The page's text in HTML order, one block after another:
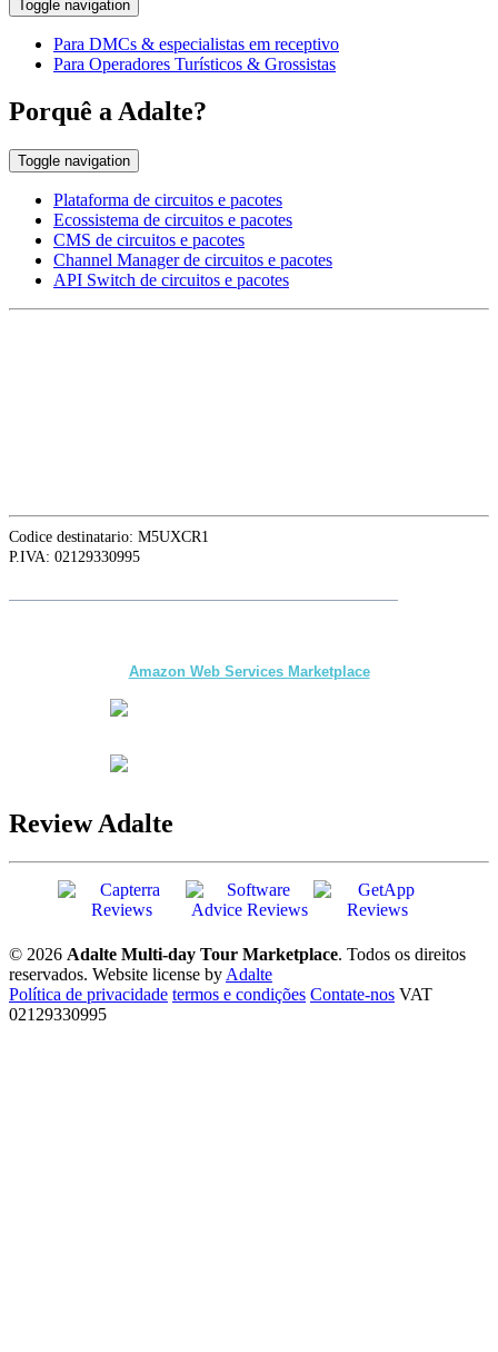
Toggle navigation
Para DMCs & especialistas em receptivo
Para Operadores Turísticos & Grossistas
Porquê a Adalte?
Toggle navigation
Plataforma de circuitos e pacotes
Ecossistema de circuitos e pacotes
CMS de circuitos e pacotes
Channel Manager de circuitos e pacotes
API Switch de circuitos e pacotes
Codice destinatario: M5UXCR1
P.IVA: 02129330995
Amazon Web Services Marketplace
Review Adalte
© 2026 Adalte Multi-day Tour Marketplace. Todos os direitos
reservados. Website license by Adalte
Política de privacidade termos e condições Contate-nos VAT
02129330995